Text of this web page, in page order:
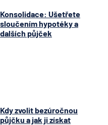
Konsolidace: Ušetřete
sloučením hypotéky a
dalších půjček
Kdy zvolit bezúročnou
půjčku a jak ji získat